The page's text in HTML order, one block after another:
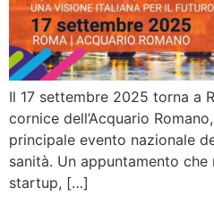
Il 17 settembre 2025 torna a
cornice dell’Acquario
principale evento nazionale
sanità. Un appuntamento
startup, […]